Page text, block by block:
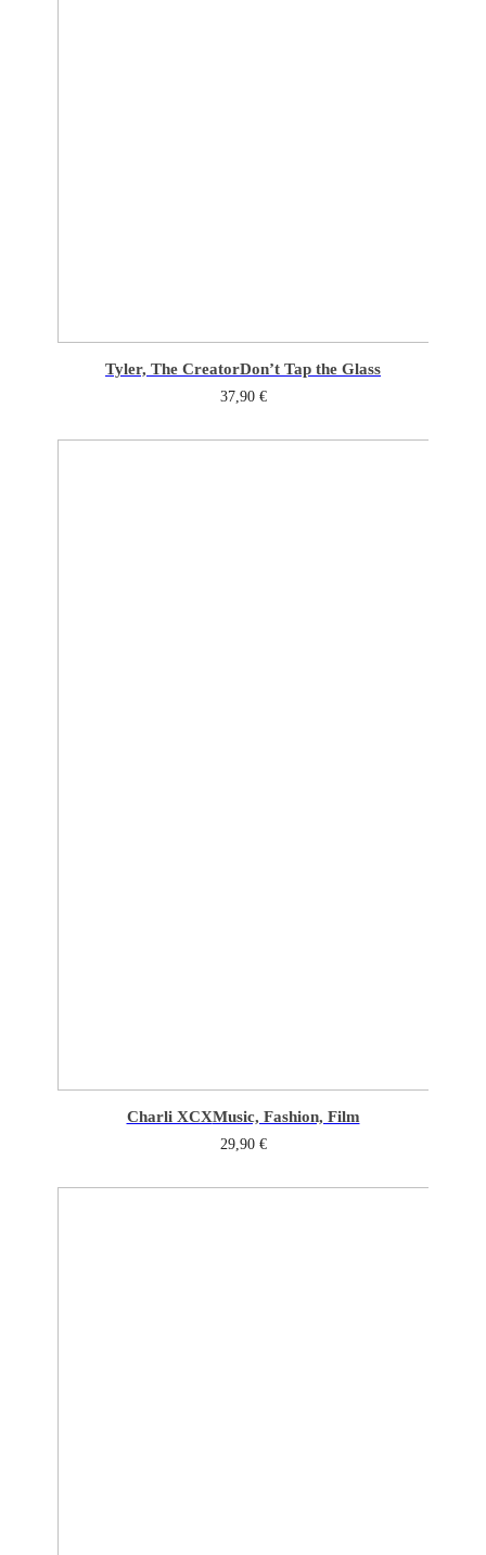
Tyler, The CreatorDon’t Tap the Glass
37,90 €
Charli XCXMusic, Fashion, Film
29,90 €